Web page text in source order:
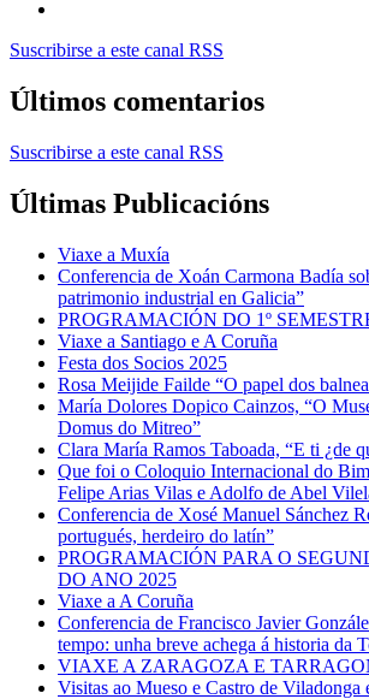
Suscribirse a este canal RSS
Últimos comentarios
Suscribirse a este canal RSS
Últimas Publicacións
Viaxe a Muxía
Conferencia de Xoán Carmona Badía
patrimonio industrial en Galicia”
PROGRAMACIÓN DO 1º
Viaxe a Santiago e A Coruña
Festa dos Socios 2025
Rosa Meijide Failde “O papel dos
María Dolores Dopico Cainzos, “O
Domus do Mitreo”
Clara María Ramos Taboada, “E ti ¿de
Que foi o Coloquio Internacional do
Felipe Arias Vilas e Adolfo de Abel
Conferencia de Xosé Manuel Sánchez
portugués, herdeiro do latín”
PROGRAMACIÓN PARA O
DO ANO 2025
Viaxe a A Coruña
Conferencia de Francisco Javier
tempo: unha breve achega á historia da
VIAXE A ZARAGOZA E
Visitas ao Mueso e Castro de Viladonga